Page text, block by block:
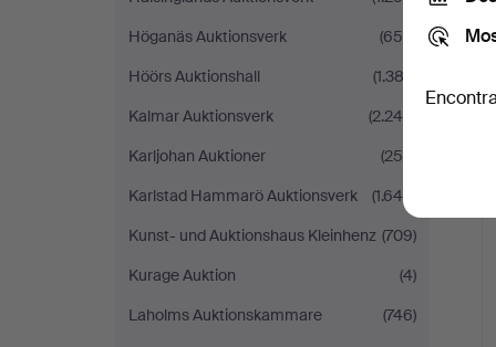
Höganäs Auktionsverk
(656)
Höörs Auktionshall
(1.382)
Kalmar Auktionsverk
(2.246)
Karljohan Auktioner
(256)
Karlstad Hammarö Auktionsverk
(1.640)
Kunst- und Auktionshaus Kleinhenz (709)
Kurage Auktion
(4)
Laholms Auktionskammare
(746)